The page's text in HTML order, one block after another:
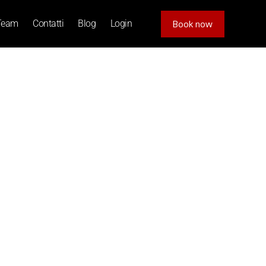
Contatti Blog Login Book now